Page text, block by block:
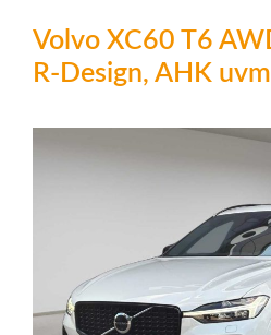
Volvo XC60 T6
R-Design, AHK